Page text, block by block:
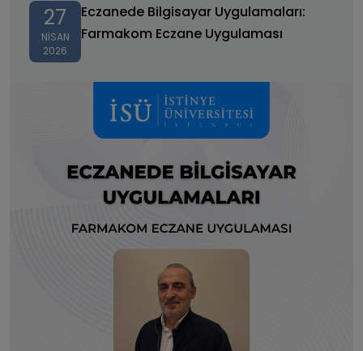
27
NISAN
2026
Eczanede Bilgisayar Uygulamaları:
Farmakom Eczane Uygulaması
Uygulaması